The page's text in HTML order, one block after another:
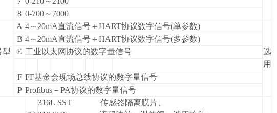
8 0-700～7000
型
A 4～20mA直流信号＋HART协议数字信号(单参数)
选
用
B 4～20mA直流信号＋HART协议数字信号(多参数)
E 工业以太网协议的数字量信号
F FF基金会现场总线协议的数字量信号
P Profibus －PA协议的数字量信号
316L SST 传感器隔离膜片、